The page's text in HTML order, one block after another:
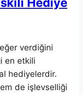
Hediye
verdiğini
en etkili
hediyelerdir.
de işlevselliği